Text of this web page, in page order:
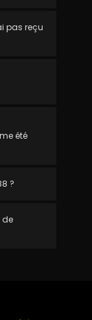
pas reçu
été
?
de